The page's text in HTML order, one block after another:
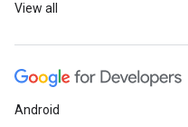
View all
Android